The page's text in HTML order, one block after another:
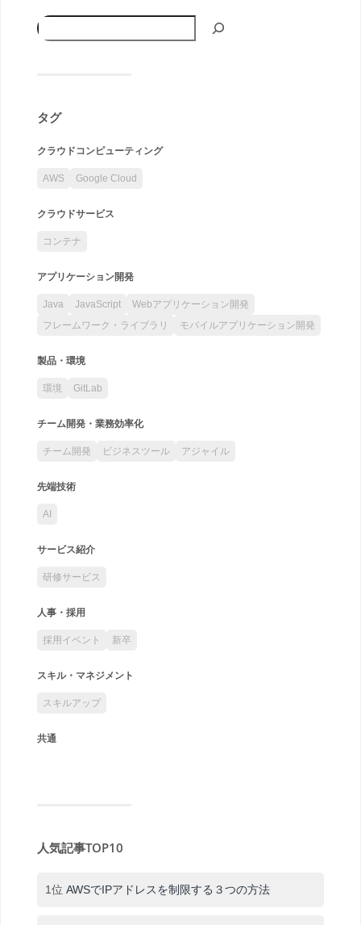
タグ
クラウドコンピューティング
AWS Google Cloud
クラウドサービス
コンテナ
アプリケーション開発
Java JavaScript
Webアプリケーション開発
フレームワーク・ライブラリ
モバイルアプリケーション開発
製品・環境
環境 GitLab
チーム開発・業務効率化
チーム開発 ビジネスツール アジャイル
先端技術
AI
サービス紹介
研修サービス
人事・採用
採用イベント 新卒
スキル・マネジメント
スキルアップ
共通
人気記事TOP10
1位 AWSでIPアドレスを制限する３つの方法